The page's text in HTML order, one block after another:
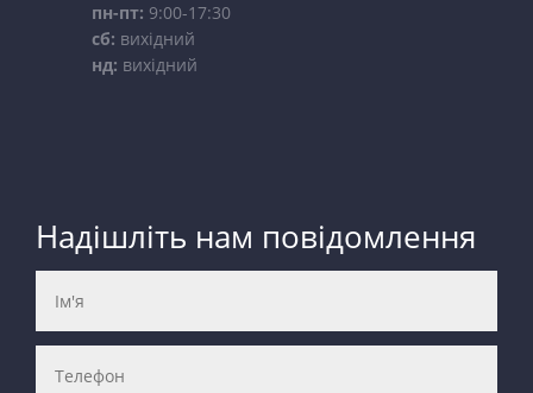
пн-пт: 9:00-17:30
сб: вихідний
нд: вихідний
Надішліть нам повідомлення